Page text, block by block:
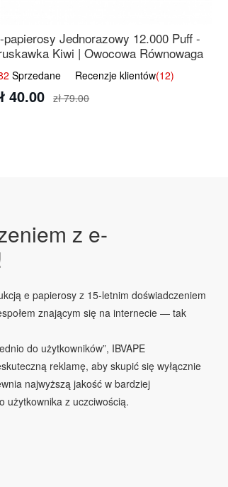
papierosy Jednorazowy 12.000 Puff -
Kiwi | Owocowa Równowaga
Sprzedane Recenzje klientów(12)
40.00 zł 79.00
z e-
e papierosy z 15-letnim doświadczeniem
znającym się na internecie — tak
do użytkowników”, IBVAPE
reklamę, aby skupić się wyłącznie
najwyższą jakość w bardziej
użytkownika z uczciwością.